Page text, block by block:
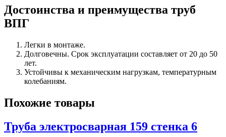
Достоинства и преимущества труб
ВПГ
Легки в монтаже.
Долговечны. Срок эксплуатации составляет от 20 до 50
лет.
Устойчивы к механическим нагрузкам, температурным
колебаниям.
Похожие товары
Труба электросварная 159 стенка 6